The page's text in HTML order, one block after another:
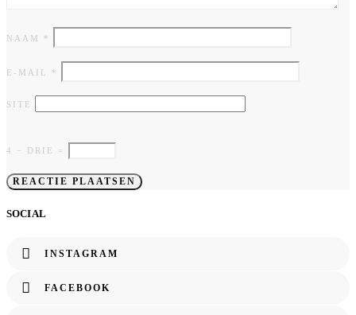
NAAM *
E-MAIL *
SITE
4 − DRIE =
SOCIAL
INSTAGRAM
FACEBOOK